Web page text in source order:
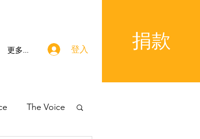
更多... 登入 捐款
The Voice